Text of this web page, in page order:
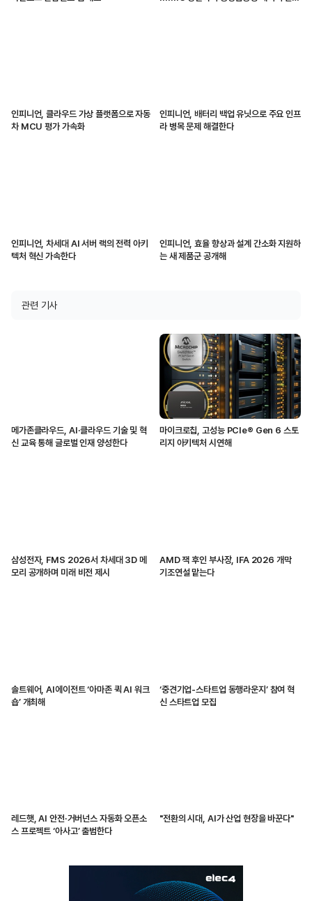
인피니언, 클라우드 가상 플랫폼으로 자동
차 MCU 평가 가속화
인피니언, 배터리 백업 유닛으로 주요 인프
라 병목 문제 해결한다
인피니언, 차세대 AI 서버 랙의 전력 아키
텍처 혁신 가속한다
인피니언, 효율 향상과 설계 간소화 지원하
는 새 제품군 공개해
관련 기사
메가존클라우드, AI·클라우드 기술 및 혁
신 교육 통해 글로벌 인재 양성한다
마이크로칩, 고성능 PCIe® Gen 6 스토
리지 아키텍처 시연해
삼성전자, FMS 2026서 차세대 3D 메
모리 공개하며 미래 비전 제시
AMD 잭 후인 부사장, IFA 2026 개막
기조연설 맡는다
솔트웨어, AI에이전트 ‘아마존 퀵 AI 워크
숍’ 개최해
‘중견기업-스타트업 동행라운지’ 참여 혁
신 스타트업 모집
레드햇, AI 안전·거버넌스 자동화 오픈소
스 프로젝트 ‘아사고’ 출범한다
"전환의 시대, AI가 산업 현장을 바꾼다"